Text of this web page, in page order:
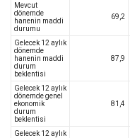
Mevcut
dönemde
hanenin maddi
durumu
69,2
Gelecek 12 aylık
dönemde
hanenin maddi
durum
beklentisi
87,9
Gelecek 12 aylık
dönemde genel
ekonomik
durum
beklentisi
81,4
Gelecek 12 aylık